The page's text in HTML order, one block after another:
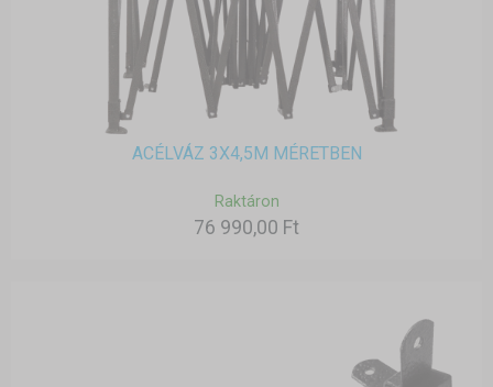
ACÉLVÁZ 3X4,5M MÉRETBEN
Raktáron
76 990,00 Ft